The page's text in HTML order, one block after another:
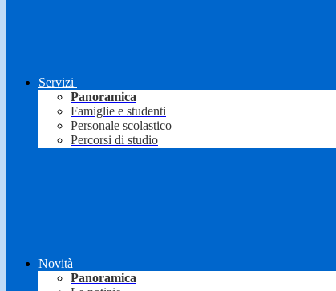
Servizi
Panoramica
Famiglie e studenti
Personale scolastico
Percorsi di studio
Novità
Panoramica